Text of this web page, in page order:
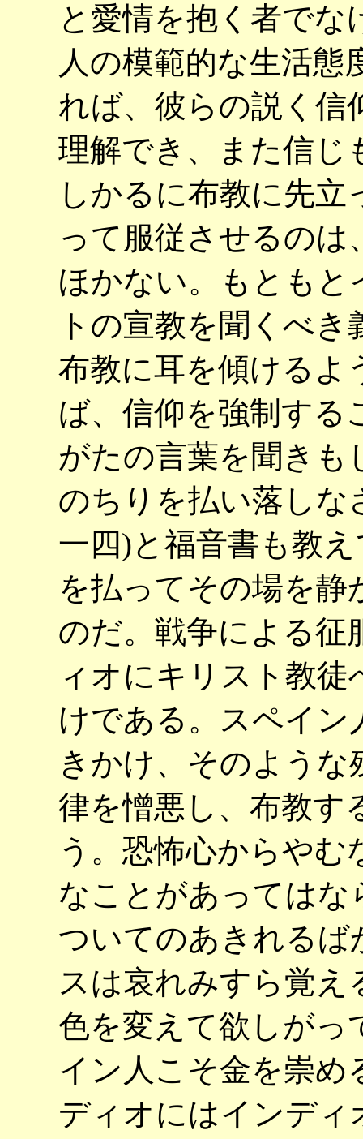
と愛情を抱く者で
人の模範的な生活態
れば、彼らの説く信
理解でき、また信じ
しかるに布教に先
って服従させるの
ほかない。もとも
トの宣教を聞くべ
布教に耳を傾けるよ
ば、信仰を強制する
がたの言葉を聞き
のちりを払い落しな
一四)と福音書も教
を払ってその場を
のだ。戦争による征
ィオにキリスト教
けである。スペイン
きかけ、そのよう
律を憎悪し、布教す
う。恐怖心からや
なことがあっては
ついてのあきれるば
スは哀れみすら覚え
色を変えて欲しがっ
イン人こそ金を崇め
ディオにはインディ